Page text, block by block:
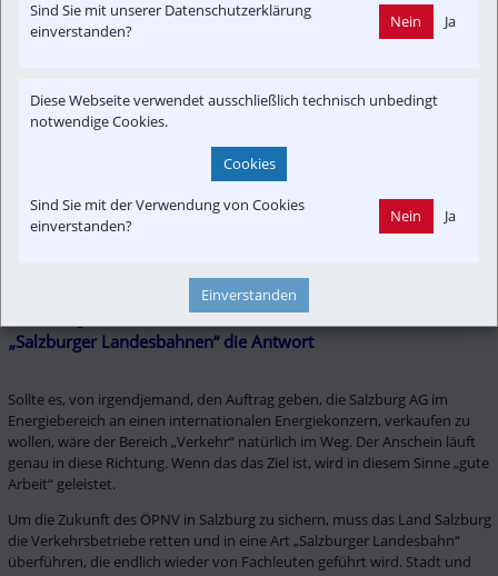
Güterverkehr zu 90% weg, Berchtesgadener Land Bahn als
Kindesweglegung
wegbricht, wie beim Güterverkehr der Lokalbahn, muss der Vorstand
gehen. In einer politisch geprägten Beamtenstruktur, wie in der Salzburg
AG, scheint das offensichtlich niemand zu interessieren! Der Ausstieg der
Salzburg AG aus der Berchtesgadener Land Bahn zeigt eindeutig das
Desinteresse der Salzburg AG-Vorstände, am Schienenverkehr. Diese
Kindesweglegung ist wohl ein klarer Hinweis, wo es bei der Salzburg AG
hingehen soll. Aus den internationalen Vorzeigeunternehmen Obus und
Soll Energiebereich, ohne Verkehr, verkauft werden?
„Salzburger Landesbahnen“ die Antwort
Sollte es, von irgendjemand, den Auftrag geben, die Salzburg AG im
Energiebereich an einen internationalen Energiekonzern, verkaufen zu
wollen, wäre der Bereich „Verkehr“ natürlich im Weg. Der Anschein läuft
genau in diese Richtung. Wenn das das Ziel ist, wird in diesem Sinne „gute
Arbeit“ geleistet.
Um die Zukunft des ÖPNV in Salzburg zu sichern, muss das Land Salzburg
die Verkehrsbetriebe retten und in eine Art „Salzburger Landesbahn“
überführen, die endlich wieder von Fachleuten geführt wird. Stadt und
Sind Sie mit unserer Datenschutzerklärung
einverstanden?
Nein Ja
Diese Webseite verwendet ausschließlich technisch unbedingt
notwendige Cookies.
Cookies
Sind Sie mit der Verwendung von Cookies
einverstanden?
Nein Ja
Einverstanden